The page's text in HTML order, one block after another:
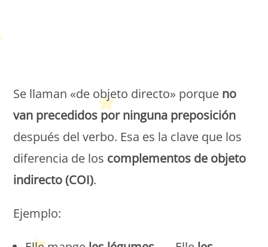
Se llaman «de objeto directo» porque no
van precedidos por ninguna preposición
después del verbo. Esa es la clave que los
diferencia de los complementos de objeto
indirecto (COI).
Ejemplo: